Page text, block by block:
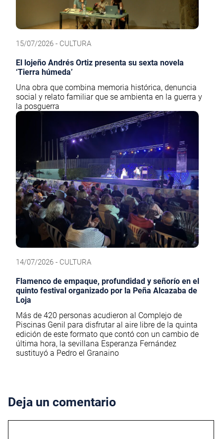
15/07/2026 - CULTURA
El lojeño Andrés Ortiz presenta su sexta novela
‘Tierra húmeda’
Una obra que combina memoria histórica, denuncia
social y relato familiar que se ambienta en la guerra y
la posguerra
14/07/2026 - CULTURA
Flamenco de empaque, profundidad y señorío en el
quinto festival organizado por la Peña Alcazaba de
Loja
Más de 420 personas acudieron al Complejo de
Piscinas Genil para disfrutar al aire libre de la quinta
edición de este formato que contó con un cambio de
última hora, la sevillana Esperanza Fernández
sustituyó a Pedro el Granaino
Deja un comentario